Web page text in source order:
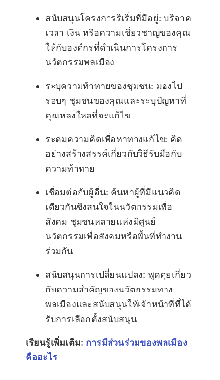
สนับสนุนโครงการริเริ่มที่มีอยู่: บริจาค
เวลา เงิน หรือความเชี่ยวชาญของคุณ
ให้กับองค์กรที่ดำเนินการโครงการ
นวัตกรรมพลเมือง
ระบุความท้าทายของชุมชน: มองไป
รอบๆ ชุมชนของคุณและระบุปัญหาที่
คุณหลงใหลที่จะแก้ไข
ระดมความคิดเพื่อหาทางแก้ไข: คิด
อย่างสร้างสรรค์เกี่ยวกับวิธีรับมือกับ
ความท้าทาย
เชื่อมต่อกับผู้อื่น: ค้นหาผู้ที่มีแนวคิด
เดียวกันซึ่งสนใจในนวัตกรรมเพื่อ
สังคม ชุมชนหลายแห่งมีศูนย์
นวัตกรรมเพื่อสังคมหรือพื้นที่ทำงาน
ร่วมกัน
สนับสนุนการเปลี่ยนแปลง: พูดคุยเกี่ยว
กับความสำคัญของนวัตกรรมทาง
พลเมืองและสนับสนุนให้เจ้าหน้าที่ที่ได้
รับการเลือกตั้งสนับสนุน
เรียนรู้เพิ่มเติม: การมีส่วนร่วมของพลเมือง
คืออะไร